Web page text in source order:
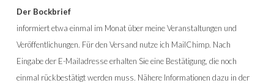
Der Bockbrief
informiert etwa einmal im Monat über meine Veranstaltungen und
Veröffentlichungen. Für den Versand nutze ich MailChimp. Nach
Eingabe der E-Mailadresse erhalten Sie eine Bestätigung, die noch
einmal rückbestätigt werden muss. Nähere Informationen dazu in der